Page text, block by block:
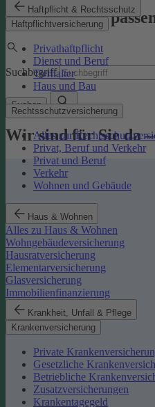
Haftpflicht & Rechtsschutz
Haftpflichtversicherung
Privathaftpflicht
Dienst und Beruf
Tierhalter
Haus und Bau
Rechtsschutzversicherung
Alles zur
Privat, Beruf und Verkehr
Privat und Beruf
Verkehr
Wohnen und Gebäude
Haus & Wohnen
Alles zu Haus & Wohnen
Wohngebäudeversicherung
Hausratversicherung
Elementarversicherung
Glasversicherung
Immobilienfinanzierung
Krankheit, Unfall & Pflege
Krankenversicherung
Private
Gesetzliche
Betriebliche
Zusatzversicherungen
Krankentagegeld
Finden Sie die
Suchbegriff
Suchen
Wir sind für Sie da